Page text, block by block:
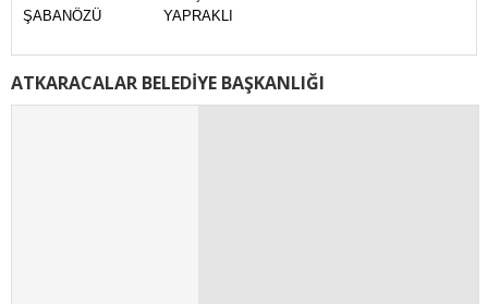
ŞABANÖZÜ
YAPRAKLI
ATKARACALAR BELEDİYE BAŞKANLIĞI